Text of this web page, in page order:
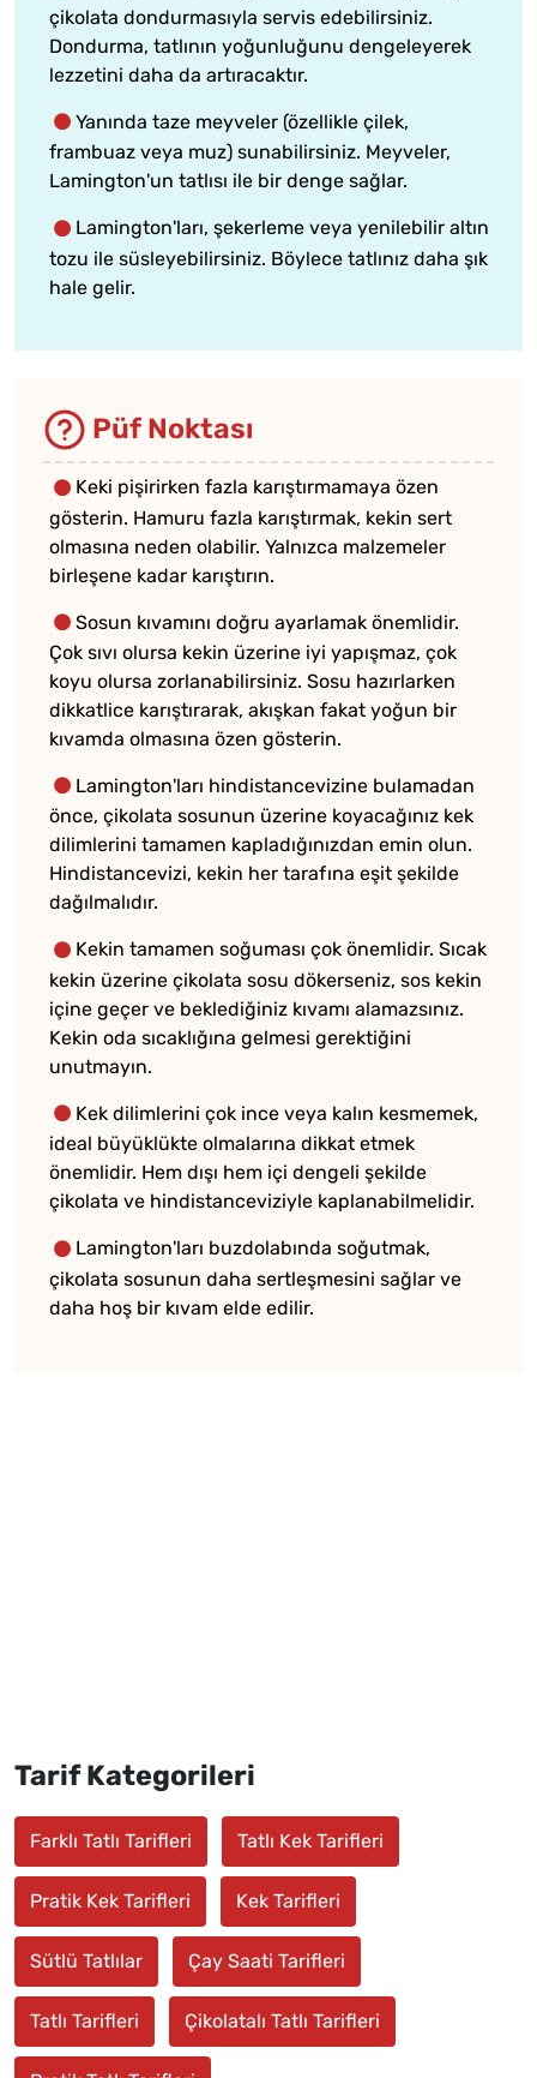
çikolata dondurmasıyla servis edebilirsiniz.
Dondurma, tatlının yoğunluğunu dengeleyerek
lezzetini daha da artıracaktır.
Yanında taze meyveler (özellikle çilek,
frambuaz veya muz) sunabilirsiniz. Meyveler,
Lamington'un tatlısı ile bir denge sağlar.
Lamington'ları, şekerleme veya yenilebilir altın
tozu ile süsleyebilirsiniz. Böylece tatlınız daha şık
hale gelir.
Püf Noktası
Keki pişirirken fazla karıştırmamaya özen
gösterin. Hamuru fazla karıştırmak, kekin sert
olmasına neden olabilir. Yalnızca malzemeler
birleşene kadar karıştırın.
Sosun kıvamını doğru ayarlamak önemlidir.
Çok sıvı olursa kekin üzerine iyi yapışmaz, çok
koyu olursa zorlanabilirsiniz. Sosu hazırlarken
dikkatlice karıştırarak, akışkan fakat yoğun bir
kıvamda olmasına özen gösterin.
Lamington'ları hindistancevizine bulamadan
önce, çikolata sosunun üzerine koyacağınız kek
dilimlerini tamamen kapladığınızdan emin olun.
Hindistancevizi, kekin her tarafına eşit şekilde
dağılmalıdır.
Kekin tamamen soğuması çok önemlidir. Sıcak
kekin üzerine çikolata sosu dökerseniz, sos kekin
içine geçer ve beklediğiniz kıvamı alamazsınız.
Kekin oda sıcaklığına gelmesi gerektiğini
unutmayın.
Kek dilimlerini çok ince veya kalın kesmemek,
ideal büyüklükte olmalarına dikkat etmek
önemlidir. Hem dışı hem içi dengeli şekilde
çikolata ve hindistanceviziyle kaplanabilmelidir.
Lamington'ları buzdolabında soğutmak,
çikolata sosunun daha sertleşmesini sağlar ve
daha hoş bir kıvam elde edilir.
Tarif Kategorileri
Farklı Tatlı Tarifleri Tatlı Kek Tarifleri
Pratik Kek Tarifleri Kek Tarifleri
Sütlü Tatlılar Çay Saati Tarifleri
Tatlı Tarifleri Çikolatalı Tatlı Tarifleri